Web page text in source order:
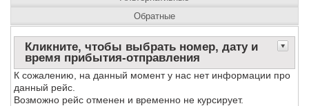
Кликните, чтобы выбрать номер, дату и
время прибытия-отправления
К сожалению, на данный момент у нас нет информации про
данный рейс.
Возможно рейс отменен и временно не курсирует.
Обратные